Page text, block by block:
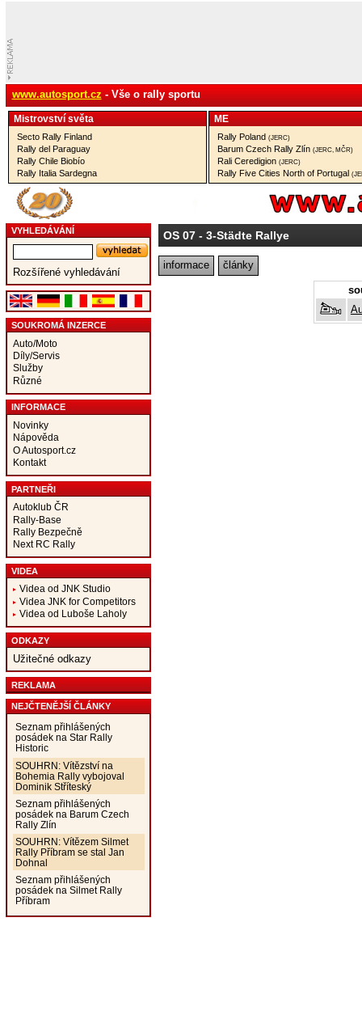
www.autosport.cz - Vše o rally sportu
Mistrovství­ světa
Secto Rally Finland
Rally del Paraguay
Rally Chile Biobío
Rally Italia Sardegna
ME
Rally Poland (JERC)
Barum Czech Rally Zlín (JERC, MČR)
Rali Ceredigion (JERC)
Rally Five Cities North of Portugal
VYHLEDÁVÁNÍ
Rozšířené vyhledávání
SOUKROMÁ INZERCE
Auto/Moto
Díly/Servis
Služby
Různé
INFORMACE
Novinky
Nápověda
O Autosport.cz
Kontakt
PARTNEŘI
Autoklub ČR
Rally-Base
Rally Bezpečně
Next RC Rally
VIDEA
Videa od JNK Studio
Videa JNK for Competitors
Videa od Luboše Laholy
ODKAZY
Užitečné odkazy
REKLAMA
NEJČTENĚJŠÍ ČLÁNKY
Seznam přihlášených
posádek na Star Rally
Historic
SOUHRN: Vítězství na
Bohemia Rally vybojoval
Dominik Stříteský
Seznam přihlášených
posádek na Barum Czech
Rally Zlín
SOUHRN: Vítězem Silmet
Rally Příbram se stal Jan
Dohnal
Seznam přihlášených
posádek na Silmet Rally
Příbram
OS 07- 3-Städte Rallye
informace články